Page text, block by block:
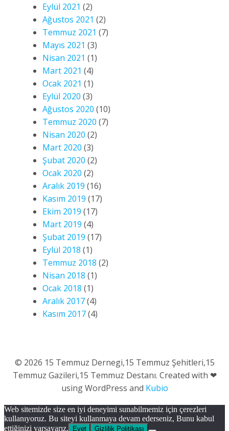
Eylül 2021 (2)
Ağustos 2021 (2)
Temmuz 2021 (7)
Mayıs 2021 (3)
Nisan 2021 (1)
Mart 2021 (4)
Ocak 2021 (1)
Eylül 2020 (3)
Ağustos 2020 (10)
Temmuz 2020 (7)
Nisan 2020 (2)
Mart 2020 (3)
Şubat 2020 (2)
Ocak 2020 (2)
Aralık 2019 (16)
Kasım 2019 (17)
Ekim 2019 (17)
Mart 2019 (4)
Şubat 2019 (17)
Eylül 2018 (1)
Temmuz 2018 (2)
Nisan 2018 (1)
Ocak 2018 (1)
Aralık 2017(4)
Kasım 2017(4)
© 2026 15 Temmuz Dernegi,15 Temmuz Şehitleri,15
Temmuz Gazileri,15 Temmuz Destanı. Created with ❤
using WordPress and Kubio
Web sitemizde size en iyi deneyimi sunabilmemiz için çerezleri
kullanıyoruz. Bu siteyi kullanmaya devam ederseniz, Bunu kabul
ettiğinizi varsayarız.
Evet Gizlilik Politikası